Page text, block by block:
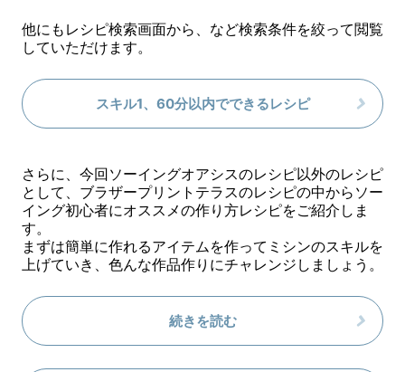
他にもレシピ検索画面から、など検索条件を絞って閲覧
していただけます。
スキル1、60分以内でできるレシピ
さらに、今回ソーイングオアシスのレシピ以外のレシピ
として、ブラザープリントテラスのレシピの中からソー
イング初心者にオススメの作り方レシピをご紹介しま
す。
まずは簡単に作れるアイテムを作ってミシンのスキルを
上げていき、色んな作品作りにチャレンジしましょう。
続きを読む